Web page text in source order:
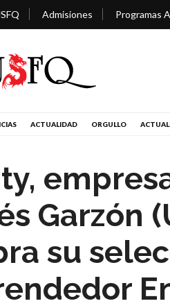
Admisiones Programas
ACTUALIDAD ORGULLO
Garzón
su